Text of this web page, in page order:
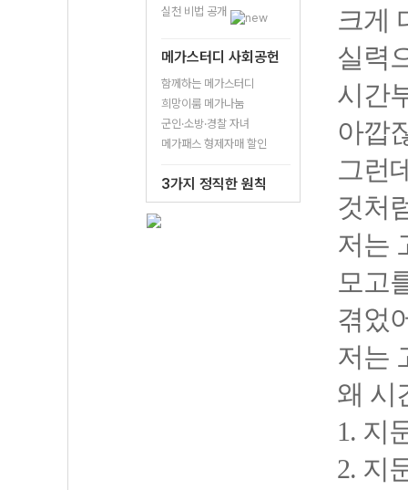
실천 비법 공개
메가스터디 사회공헌
함께하는 메가스터디
희망이룸 메가나눔
군인·소방·경찰 자녀
메가패스 형제자매 할인
3가지 정직한 원칙
크게
실력
시간
아깝
그런
것처
저는
모고
겪었
저는
왜 시
1. 지
2. 지